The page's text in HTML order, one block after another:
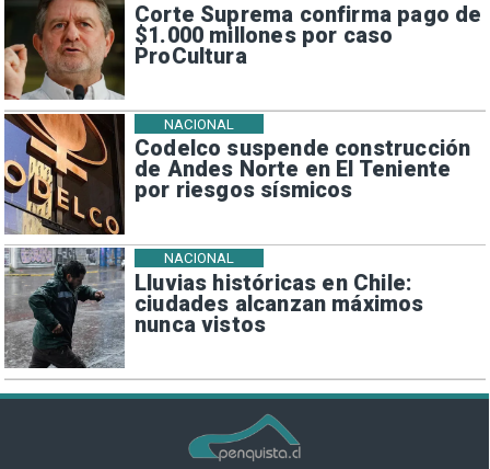
Corte Suprema confirma pago de
$1.000 millones por caso
ProCultura
Codelco suspende construcción
de Andes Norte en El Teniente
por riesgos sísmicos
NACIONAL
Lluvias históricas en Chile:
ciudades alcanzan máximos
nunca vistos
NACIONAL